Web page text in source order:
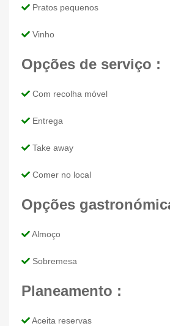
Pratos pequenos
Vinho
Opções de serviço :
Com recolha móvel
Entrega
Take away
Comer no local
Opções
Almoço
Sobremesa
Planeamento :
Aceita reservas